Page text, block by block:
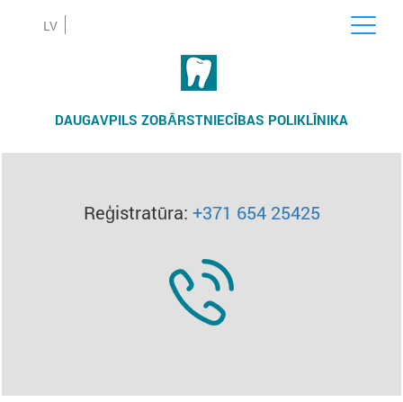
LV
DAUGAVPILS ZOBĀRSTNIECĪBAS POLIKLĪNIKA
Reģistratūra: +371 654 25425